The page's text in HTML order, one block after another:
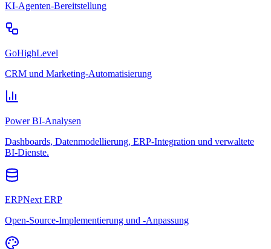
KI-Agenten-Bereitstellung
GoHighLevel
CRM und Marketing-Automatisierung
Power BI-Analysen
Dashboards, Datenmodellierung, ERP-Integration und verwaltete
BI-Dienste.
ERPNext ERP
Open-Source-Implementierung und -Anpassung